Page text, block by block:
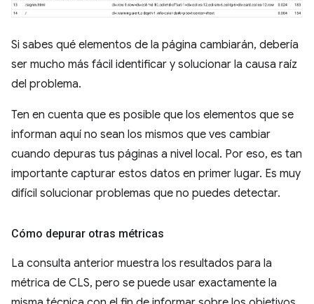
Si sabes qué elementos de la página cambiarán, debería
ser mucho más fácil identificar y solucionar la causa raíz
del problema.
Ten en cuenta que es posible que los elementos que se
informan aquí no sean los mismos que ves cambiar
cuando depuras tus páginas a nivel local. Por eso, es tan
importante capturar estos datos en primer lugar. Es muy
difícil solucionar problemas que no puedes detectar.
Cómo depurar otras métricas
La consulta anterior muestra los resultados para la
métrica de CLS, pero se puede usar exactamente la